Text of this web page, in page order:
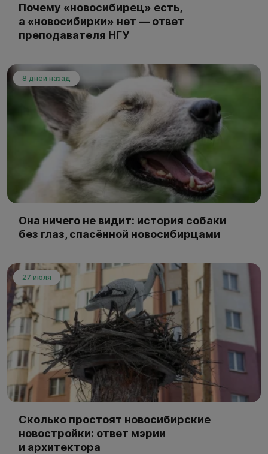
Почему «новосибирец» есть,
а «новосибирки» нет — ответ
преподавателя НГУ
8 дней назад
Она ничего не видит: история собаки
без глаз, спасённой новосибирцами
27 июля
Сколько простоят новосибирские
новостройки: ответ мэрии
и архитектора